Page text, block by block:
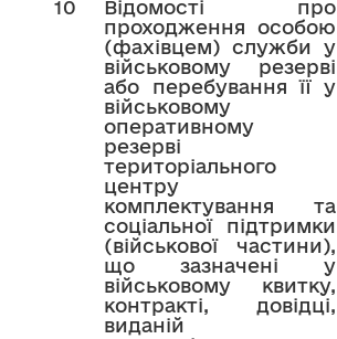
10
Відомості про
проходження особою
(фахівцем) служби у
військовому резерві
або перебування її у
військовому
оперативному
резерві
територіального
центру
комплектування та
соціальної підтримки
(військової частини),
що зазначені у
військовому квитку,
контракті, довідці,
виданій